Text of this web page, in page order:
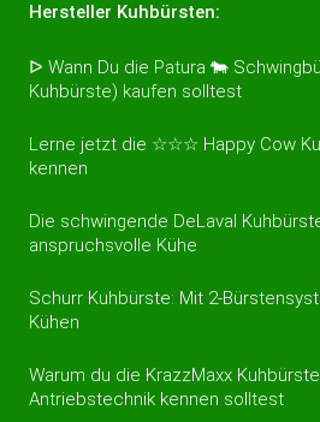
Hersteller Kuhbürsten:
ᐅ Wann Du die Patura 🐄
Kuhbürste) kaufen solltest
Lerne jetzt die ☆☆☆ Happy Cow
kennen
Die schwingende DeLaval
anspruchsvolle Kühe
Schurr Kuhbürste: Mit 2-
Kühen
Warum du die KrazzMaxx
Antriebstechnik kennen solltest